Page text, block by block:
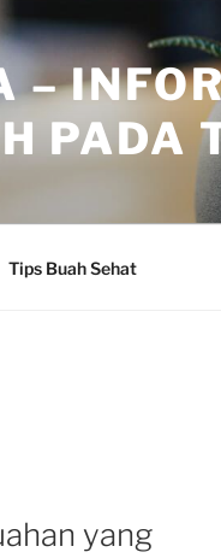
–
PADA
Tips Buah Sehat
yang